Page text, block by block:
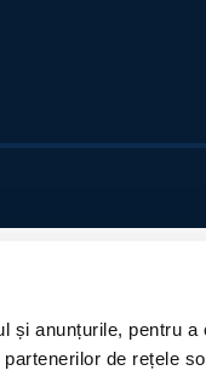
și anunțurile, pentru
de rețele